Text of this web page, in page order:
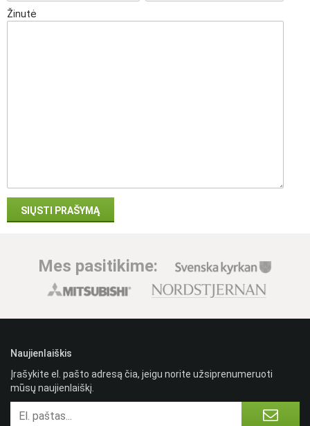
Žinutė
Mes pasitikime:
Naujienlaiškis
Įrašykite el. pašto adresą čia, jeigu norite užsiprenumeruoti
mūsų naujienlaiškį.